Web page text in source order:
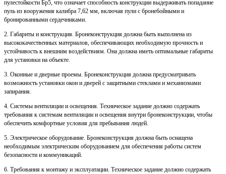
пулестойкости Бр5, что означает способность конструкции выдерживать попадание
пуль из вооружения калибра 7,62 мм, включая пули с бронебойными и
бронированными сердечниками.
2. Габариты и конструкция. Бронеконструкция должна быть выполнена из
высококачественных материалов, обеспечивающих необходимую прочность и
устойчивость к внешним воздействиям. Она должна иметь оптимальные габариты
для установки на объекте.
3. Оконные и дверные проемы. Бронеконструкция должна предусматривать
возможность установки окон и дверей с защитными стеклами и механизмами
запирания.
4. Системы вентиляции и освещения. Техническое задание должно содержать
требования к системам вентиляции и освещения внутри бронеконструкции, чтобы
обеспечить комфортные условия для пребывания людей.
5. Электрическое оборудование. Бронеконструкция должна быть оснащена
необходимым электрическим оборудованием для обеспечения работы систем
безопасности и коммуникаций.
6. Требования к монтажу и эксплуатации. Техническое задание должно содержать